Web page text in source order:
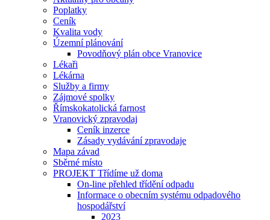
Poplatky
Ceník
Kvalita vody
Územní plánování
Povodňový plán obce Vranovice
Lékaři
Lékárna
Služby a firmy
Zájmové spolky
Římskokatolická farnost
Vranovický zpravodaj
Ceník inzerce
Zásady vydávání zpravodaje
Mapa závad
Sběrné místo
PROJEKT Třídíme už doma
On-line přehled třídění odpadu
Informace o obecním systému odpadového
hospodářství
2023